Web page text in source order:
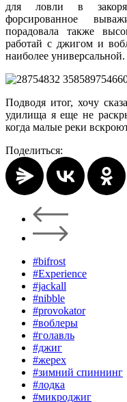
для ловли в
форсированное
порадовала также
работай с джигом и
наиболее универсальной.
Подводя итог, хочу
удилища я еще не
когда малые реки
Поделиться:
#bifrost
#Experience
#jackall
#nibble
#provokator
#воблеры
#голавль
#джиг
#жерех
#зимний спиннинг
#лодка
#микроджиг